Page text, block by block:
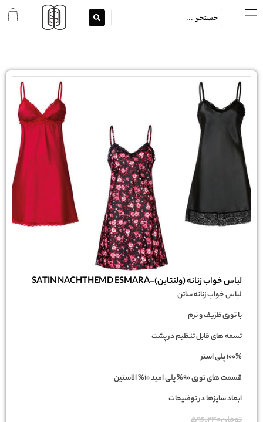
لباس خواب زنانه (ولنتاین)-SATIN NACHTHEMD ESMARA
لباس خواب زنانه ساتن
با توری ظزیف و نرم
تسمه های قابل تنظیم در پشت
100% پلی استر
قسمت های توری 90% پلی امید 10% الاستین
ابعاد سایزها در توضیحات